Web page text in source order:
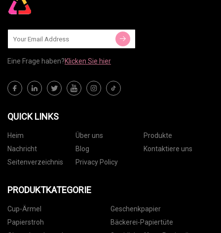
Eine Frage haben?Klicken Sie hier
QUICK LINKS
Heim Über uns
Produkte
Nachricht
Blog
Kontaktiere uns
Seitenverzeichnis
Privacy Policy
PRODUKTKATEGORIE
Cup-Ärmel
Geschenkpapier
Papierstroh
Bäckerei-Papiertüte